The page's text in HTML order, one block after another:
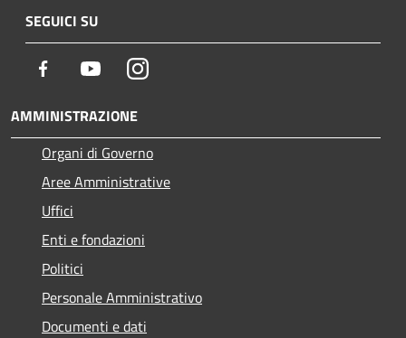
SEGUICI SU
Facebook YoutubeInstagram
AMMINISTRAZIONE
Organi di Governo
Aree Amministrative
Uffici
Enti e fondazioni
Politici
Personale Amministrativo
Documenti e dati